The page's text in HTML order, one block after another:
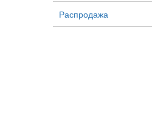
Распродажа